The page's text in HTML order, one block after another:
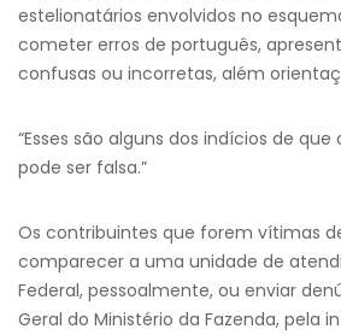
estelionatários envolvidos no
cometer erros de português,
confusas ou incorretas, além
“Esses são alguns dos indícios de
pode ser falsa.”
Os contribuintes que forem vítimas
comparecer a uma unidade de
Federal, pessoalmente, ou enviar
Geral do Ministério da Fazenda, pela